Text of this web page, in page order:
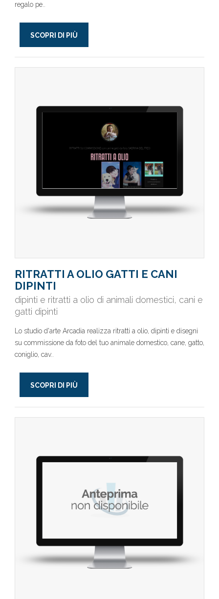
regalo pe..
SCOPRI DI PIÙ
RITRATTI A OLIO GATTI E CANI
DIPINTI
dipinti e ritratti a olio di animali domestici, cani e
gatti dipinti
Lo studio d'arte Arcadia realizza ritratti a olio, dipinti e disegni
su commissione da foto del tuo animale domestico, cane, gatto,
coniglio, cav..
SCOPRI DI PIÙ